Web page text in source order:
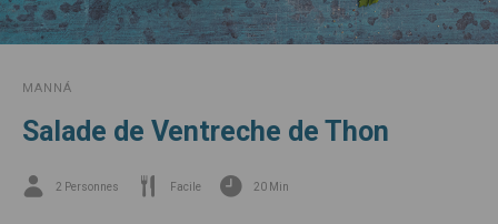
MANNÁ
Salade de Ventreche de Thon
2 Personnes Facile 20 Min